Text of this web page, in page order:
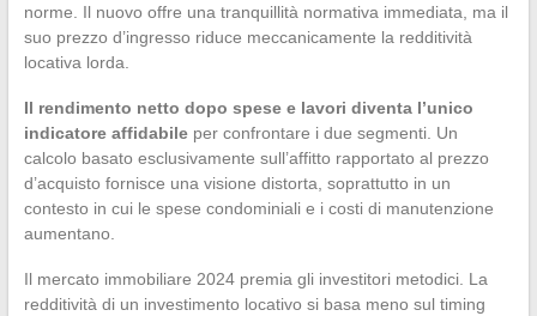
norme. Il nuovo offre una tranquillità normativa immediata, ma il
suo prezzo d’ingresso riduce meccanicamente la redditività
locativa lorda.
Il rendimento netto dopo spese e lavori diventa l’unico
indicatore affidabileper confrontare i due segmenti. Un
calcolo basato esclusivamente sull’affitto rapportato al prezzo
d’acquisto fornisce una visione distorta, soprattutto in un
contesto in cui le spese condominiali e i costi di manutenzione
aumentano.
Il mercato immobiliare 2024 premia gli investitori metodici. La
redditività di un investimento locativo si basa meno sul timing